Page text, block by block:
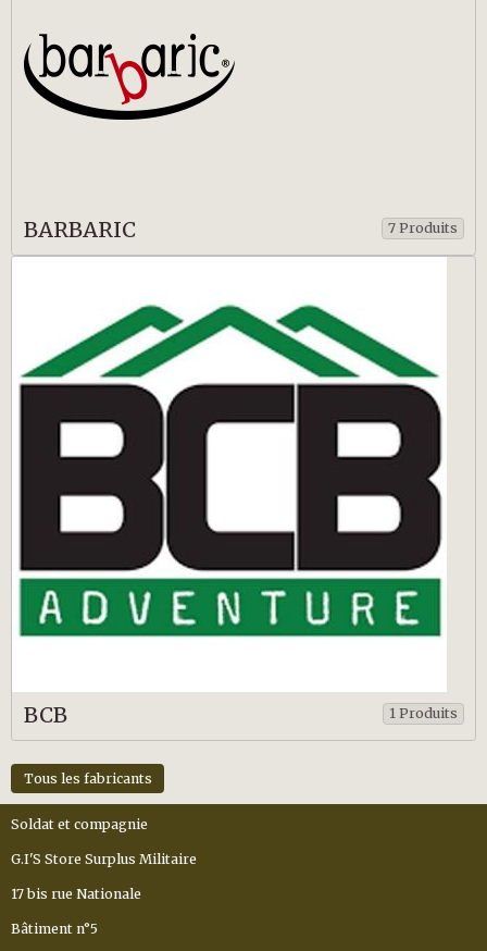
BARBARIC 7 Produits
BCB 1 Produits
Tous les fabricants
Soldat et compagnie
G.I'S Store Surplus Militaire
17 bis rue Nationale
Bâtiment n°5